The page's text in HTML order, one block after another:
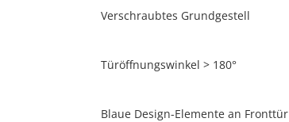
Verschraubtes Grundgestell
Türöffnungswinkel > 180°
Blaue Design-Elemente an Fronttür